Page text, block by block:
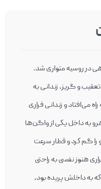
در روسيه متواری شد.
و گریز، زندانی به
می‌افتاد و زندانی فراری
به داخل يكی از واگن‌ها
را گم كرد و قطار سرعت
هنوز نفسی به راحتی
به داخلش پريده بود،